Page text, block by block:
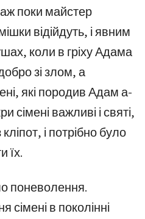
поки майстер
відійдуть, і явним
коли в гріху Адама
зі злом, а
які породив Адам а-
сімені важливі і святі,
і потрібно було
їх.
поневолення.
сімені в поколінні